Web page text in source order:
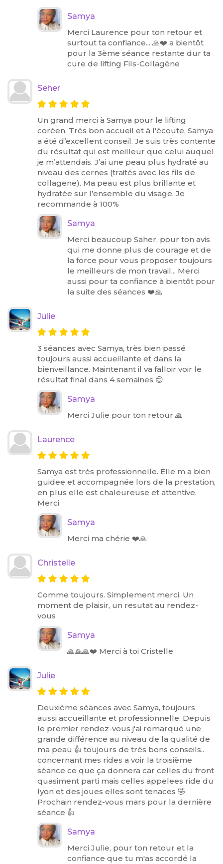
Samya
Merci Laurence pour ton retour et
surtout ta confiance... 🙏❤️ a bientôt
pour la 3ème séance restante dur ta
cure de lifting Fils-Collagène
Seher
Un grand merci à Samya pour le lifting
coréen. Très bon accueil et à l'écoute, Samya
a été d’excellent conseil. Je suis très contente
du résultat qui est meilleur que celui auquel
je m’attendais. J’ai une peau plus hydraté au
niveau des cernes (traités avec les fils de
collagene). Ma peau est plus brillante et
hydratée sur l’ensemble du visage. Je
recommande à 100%
Samya
Merci beaucoup Saher, pour ton avis
qui me donne plus de courage et de
la force pour vous proposer toujours
le meilleurs de mon travail... Merci
aussi pour ta confiance à bientôt pour
la suite des séances ❤️🙏
Julie
3 séances avec Samya, très bien passé
toujours aussi accueillante et dans la
bienveillance. Maintenant il va falloir voir le
résultat final dans 4 semaines 😊
Samya
Merci Julie pour ton retour 🙏
Laurence
Samya est très professionnelle. Elle m a bien
guidee et accompagnée lors de la prestation,
en plus elle est chaleureuse et attentive.
Merci
Samya
Merci ma chérie ❤️🙏
Christelle
Comme toujours. Simplement merci. Un
moment de plaisir, un resutat au rendez-
vous
Samya
🙏🙏🙏❤️ Merci à toi Cristelle
Julie
Deuxième séances avec Samya, toujours
aussi accueillante et professionnelle. Depuis
le premier rendez-vous j'ai remarqué une
grande différence au niveau de la qualité de
ma peau 👍 toujours de très bons conseils..
concernant mes rides a voir la troisième
séance ce que ça donnera car celles du front
quasiment parti mais celles appelees ride du
lyon et des joues elles sont tenaces 🤣
Prochain rendez-vous mars pour la dernière
séance 👍
Samya
Merci Julie, pour ton retour et la
confiance que tu m'as accordé la